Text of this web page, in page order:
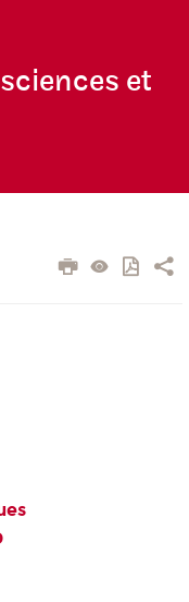
sciences et